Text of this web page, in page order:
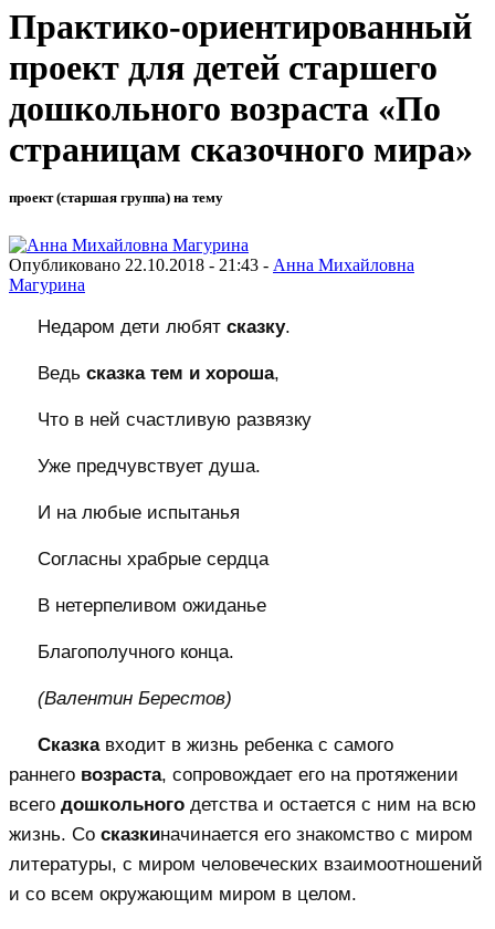
Практико-ориентированный
проект для детей старшего
дошкольного возраста «По
страницам сказочного мира»
проект (старшая группа) на тему
Опубликовано 22.10.2018 - 21:43 - Анна Михайловна
Магурина
Недаром дети любят сказку.
Ведь сказка тем и хороша,
Что в ней счастливую развязку
Уже предчувствует душа.
И на любые испытанья
Согласны храбрые сердца
В нетерпеливом ожиданье
Благополучного конца.
(Валентин Берестов)
Сказкавходит в жизнь ребенка с самого
раннего возраста, сопровождает его на протяжении
всего дошкольного детства и остается с ним на всю
жизнь. Со сказкиначинается его знакомство с миром
литературы, с миром человеческих взаимоотношений
и со всем окружающим миром в целом.